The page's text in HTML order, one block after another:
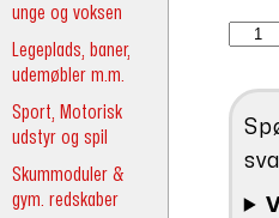
unge og voksen
Legeplads, baner,
udemøbler m.m.
Sport, Motorisk
udstyr og spil
Skummoduler &
gym. redskaber